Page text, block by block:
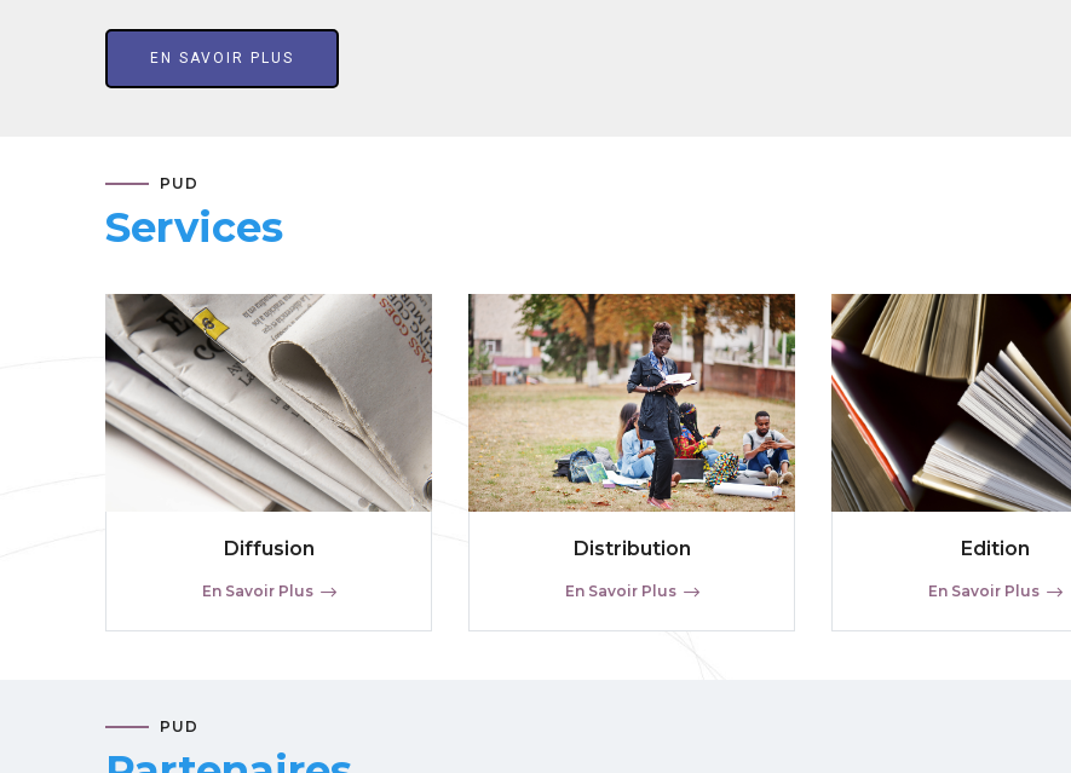
EN SAVOIR PLUS
PUD
Services
Diffusion
En Savoir Plus
Distribution
En Savoir Plus
Edition
En Savoir Plus
PUD